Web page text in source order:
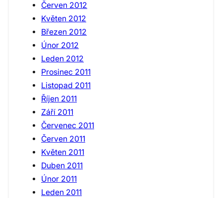
Červen 2012
Květen 2012
Březen 2012
Únor 2012
Leden 2012
Prosinec 2011
Listopad 2011
Říjen 2011
Září 2011
Červenec 2011
Červen 2011
Květen 2011
Duben 2011
Únor 2011
Leden 2011